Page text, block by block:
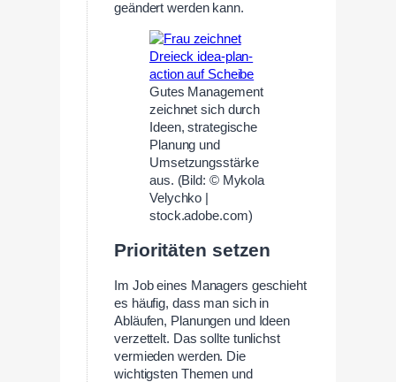
geändert werden kann.
Gutes Management
zeichnet sich durch
Ideen, strategische
Planung und
Umsetzungsstärke
aus. (Bild: © Mykola
Velychko |
stock.adobe.com)
Prioritäten setzen
Im Job eines Managers geschieht
es häufig, dass man sich in
Abläufen, Planungen und Ideen
verzettelt. Das sollte tunlichst
vermieden werden. Die
wichtigsten Themen und